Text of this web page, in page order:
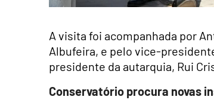
A visita foi acompanhada por
Albufeira, e pelo vice-
presidente da autarquia, Rui
Conservatório procura novas